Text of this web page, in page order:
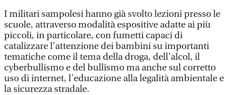
I militari sampolesi hanno già svolto lezioni presso le
scuole, attraverso modalità espositive adatte ai più
piccoli, in particolare, con fumetti capaci di
catalizzare l’attenzione dei bambini su importanti
tematiche come il tema della droga, dell’alcol, il
cyberbullismo e del bullismo ma anche sul corretto
uso di internet, l’educazione alla legalità ambientale e
la sicurezza stradale.